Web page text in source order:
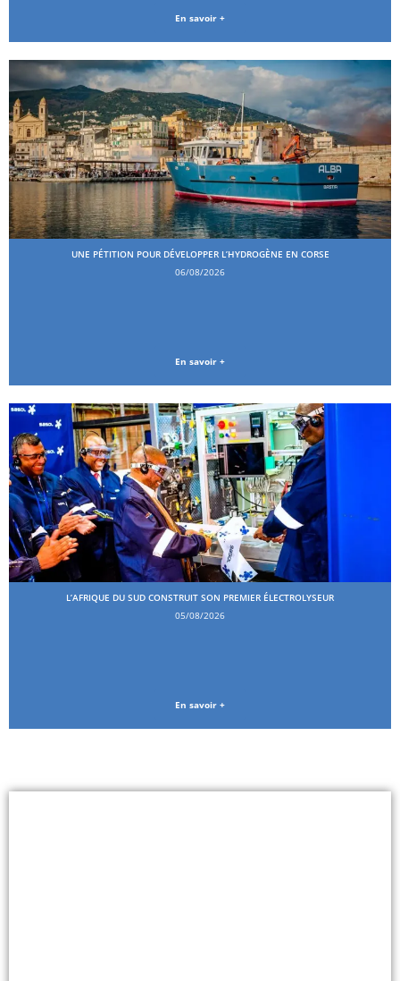
En savoir +
UNE PÉTITION POUR DÉVELOPPER L’HYDROGÈNE EN CORSE
06/08/2026
En savoir +
L’AFRIQUE DU SUD CONSTRUIT SON PREMIER ÉLECTROLYSEUR
05/08/2026
En savoir +